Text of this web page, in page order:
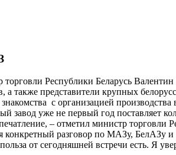
Республики Беларусь
а также представители крупных
с организацией производства
уже не первый год поставляет
– отметил министр торговли
разговор по МАЗу, БелАЗу
от сегодняшней встречи есть. Я